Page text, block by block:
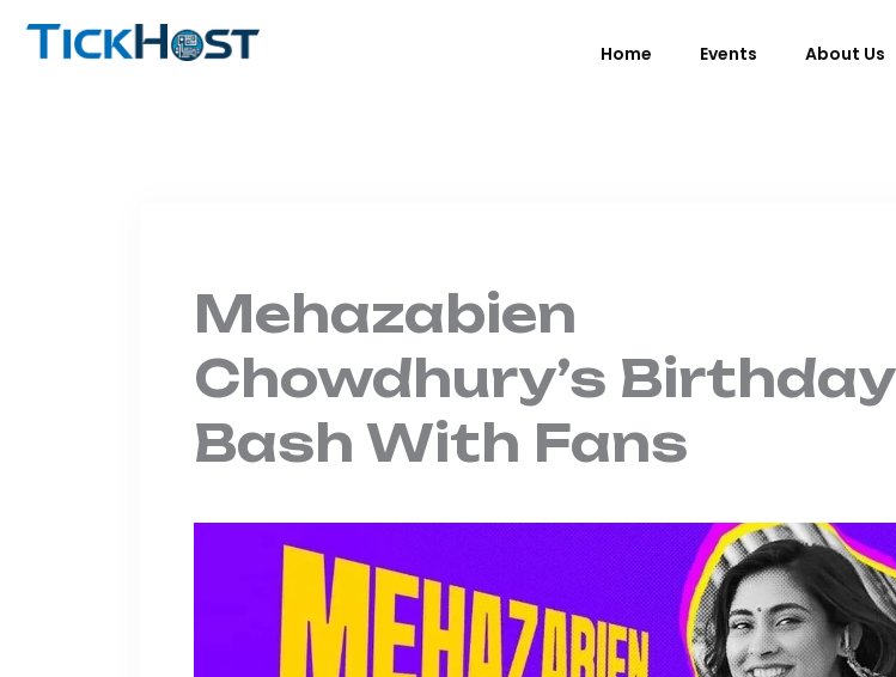
Home Events About Us
Mehazabien
Chowdhury’s Birthday
Bash With Fans